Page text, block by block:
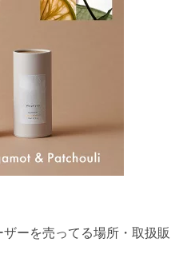
ーを売ってる場所・取扱販